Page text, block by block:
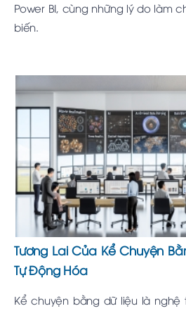
Power BI, cùng những lý do làm
biến.
Tương Lai Của Kể Chuyện
Tự Động Hóa
Kể chuyện bằng dữ liệu là